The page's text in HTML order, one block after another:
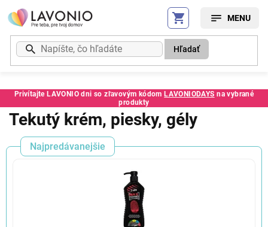
Prejsť
na
obsah
Privítajte LAVONIO dni so zľavovým kódom LAVONIODAYS na vybrané
produkty
Hľadať
Tekutý krém, piesky, gély
Najpredávanejšie